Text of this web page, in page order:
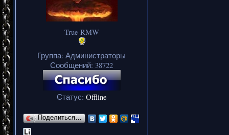
True RMW
Группа: Администраторы
Сообщений: 38722
Статус: Offline
Поделиться…